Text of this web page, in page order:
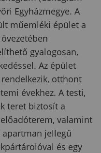
Egyházmegye. A
műemléki épület a
gyalogosan,
Az épület
otthont
évekhez. A testi,
teret biztosít a
valamint
jellegű
és egy